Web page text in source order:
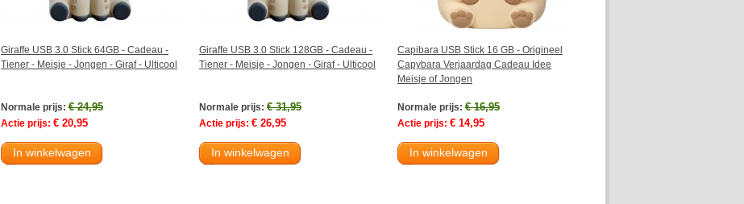
Giraffe USB 3.0 Stick 64GB - Cadeau -
Tiener - Meisje - Jongen - Giraf - Ulticool
Normale prijs: € 24,95
Actie prijs: € 20,95
In winkelwagen
Giraffe USB 3.0 Stick 128GB - Cadeau -
Tiener - Meisje - Jongen - Giraf - Ulticool
Normale prijs: € 31,95
Actie prijs: € 26,95
In winkelwagen
Capibara USB Stick 16 GB - Origineel
Capybara Verjaardag Cadeau Idee
Meisje of Jongen
Normale prijs: € 16,95
Actie prijs: € 14,95
In winkelwagen